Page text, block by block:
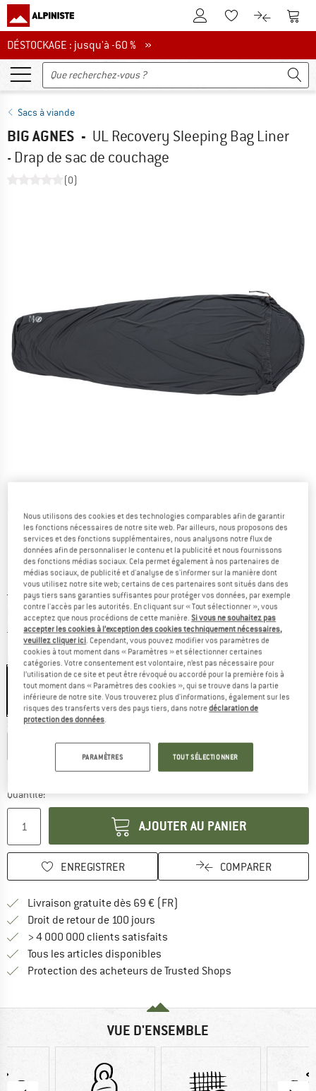
Vers le compte client
Vers la liste
Vers le
DÉSTOCKAGE : jusqu'à -60 %
DÉSTOCKAGE : jusqu'à -60 % »
Sacs à viande
BIG AGNES - UL Recovery Sleeping Bag Liner
- Drap de sac de couchage
(0)
Prix initial :
79,95€
Prix:
63,96€ TVA incl.
hors Frais de livraisonInformations sur les frais de livraison. Ouvre une
Couleur:Asphalt
-20 %
Sélectionner taille:
Regular - Bodysize: 183 cm Long - Bodysize: 198 cm
Quantité:
AJOUTER AU PANIER
ENREGISTRER COMPARER
Livraison gratuite dès 69 € (FR)
Droit de retour de 100 jours
> 4 000 000 clients satisfaits
Tous les articles disponibles
Protection des acheteurs de Trusted Shops
VUE D'ENSEMBLE
Nous utilisons des cookies et des technologies comparables afin de garantir
les fonctions nécessaires de notre site web. Par ailleurs, nous proposons des
services et des fonctions supplémentaires, nous analysons notre flux de
données afin de personnaliser le contenu et la publicité et nous fournissons
des fonctions médias sociaux. Cela permet également à nos partenaires de
médias sociaux, de publicité et d'analyse de s'informer sur la manière dont
vous utilisez notre site web; certains de ces partenaires sont situés dans des
pays tiers sans garanties suffisantes pour protéger vos données, par exemple
contre l'accès par les autorités. En cliquant sur « Tout sélectionner », vous
acceptez que nous procédions de cette manière.Si vous ne souhaitez pas
accepter les cookies à l’exception des cookies techniquement nécessaires,
veuillez cliquer ici. Cependant, vous pouvez modifier vos paramètres de
cookies à tout moment dans « Paramètres » et sélectionner certaines
catégories. Votre consentement est volontaire, n’est pas nécessaire pour
l’utilisation de ce site et peut être révoqué ou accordé pour la première fois à
tout moment dans « Paramètres des cookies », qui se trouve dans la partie
inférieure de notre site. Vous trouverez plus d'informations, également sur les
risques des transferts vers des pays tiers, dans notredéclaration de
protection des données.
PARAMÈTRES TOUT SÉLECTIONNER